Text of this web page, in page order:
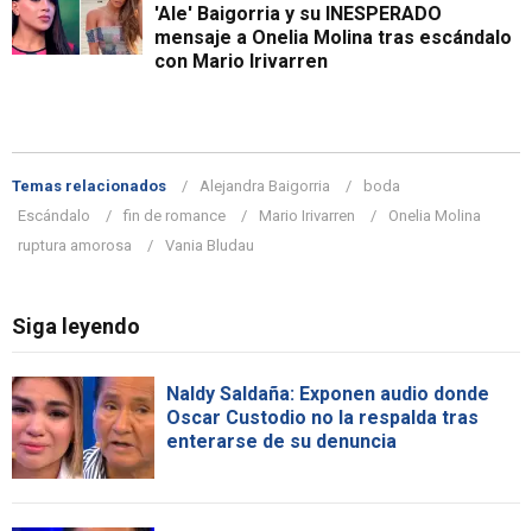
'Ale' Baigorria y su INESPERADO
mensaje a Onelia Molina tras escándalo
con Mario Irivarren
Temas relacionados Alejandra Baigorria
boda
Escándalo
fin de romance Mario Irivarren
Onelia Molina
ruptura amorosa
Vania Bludau
Siga leyendo
Naldy Saldaña: Exponen audio donde
Oscar Custodio no la respalda tras
enterarse de su denuncia